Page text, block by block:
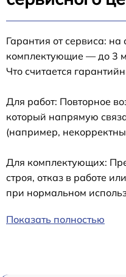
Гарантия от сервиса:
комплектующие — до 3
Что считается
Для работ: Повторное
который напрямую
(например,
Для комплектующих:
строя, отказ в работе
при нормальном
Показать полностью